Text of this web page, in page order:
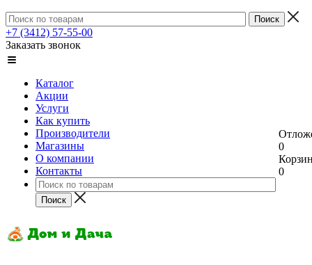
+7 (3412) 57-55-00
Заказать звонок
Каталог
Акции
Услуги
Как купить
Производители
Магазины
О компании
Контакты
0
0